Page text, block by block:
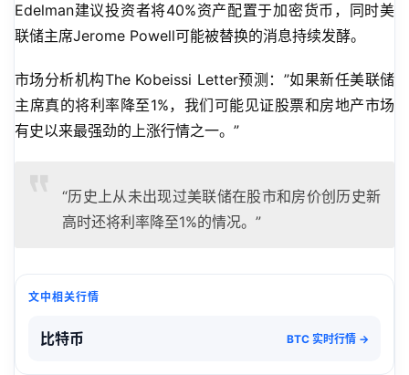
Edelman建议投资者将40%资产配置于加密货币，同时美
联储主席Jerome Powell可能被替换的消息持续发酵。
市场分析机构The Kobeissi Letter预测：”如果新任美联储
主席真的将利率降至1%，我们可能见证股票和房地产市场
有史以来最强劲的上涨行情之一。”
“历史上从未出现过美联储在股市和房价创历史新
高时还将利率降至1%的情况。”
文中相关行情
比特币 BTC 实时行情 →